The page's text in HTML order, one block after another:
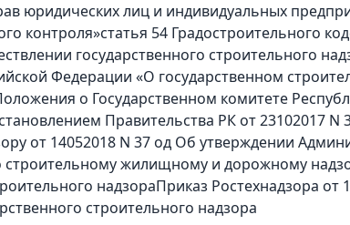
юридических лиц и индивидуальных
контроля»статья 54 Градостроительного
государственного строительного
Федерации «О государственном
о Государственном комитете
Правительства РК от 23102017 N
от 14052018 N 37 од Об утверждении
жилищному и дорожному
надзораПриказ Ростехнадзора
строительного надзора